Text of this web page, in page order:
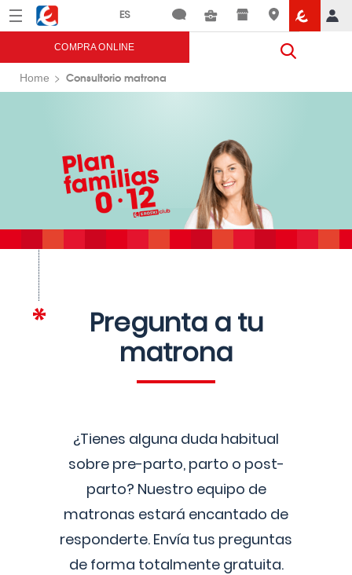
Menú Eroski
COMPRA ONLINE
Home Consultorio matrona
Pregunta a tu
matrona
¿Tienes alguna duda habitual
sobre pre-parto, parto o post-
parto? Nuestro equipo de
matronas estará encantado de
responderte. Envía tus preguntas
de forma totalmente gratuita.